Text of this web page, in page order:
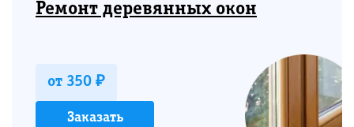
Ремонт деревянных окон
от 350 ₽
Заказать